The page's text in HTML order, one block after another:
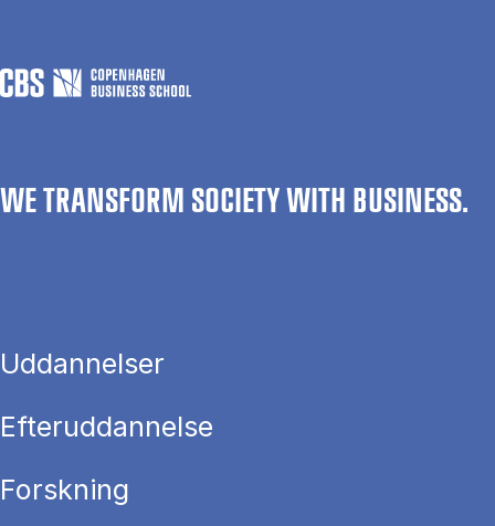
WE TRANSFORM SOCIETY WITH BUSINESS.
Uddannelser
Efteruddannelse
Forskning